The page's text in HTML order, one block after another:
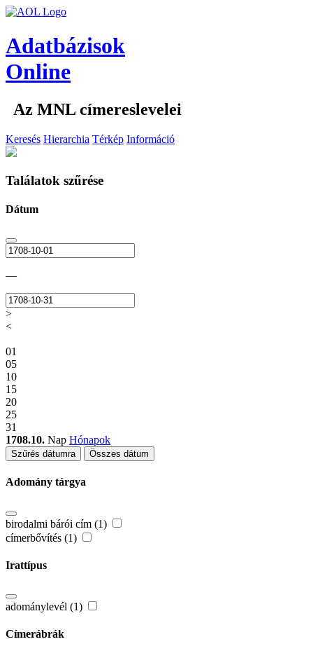
Adatbázisok
Online
Az MNL címereslevelei
Keresés Hierarchia Térkép Információ
Találatok szűrése
Dátum
—
>
<
01
05
10
15
20
25
31
1708.10. Nap Hónapok
Szűrés dátumra Összes dátum
Adomány tárgya
birodalmi bárói cím (1)
címerbővítés (1)
Irattípus
adománylevél (1)
Címerábrák